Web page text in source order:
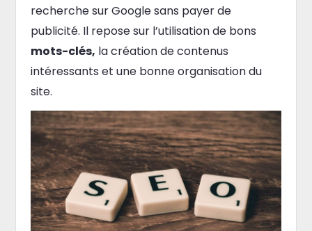
recherche sur Google sans payer de
publicité. Il repose sur l’utilisation de bons
mots-clés, la création de contenus
intéressants et une bonne organisation du
site.